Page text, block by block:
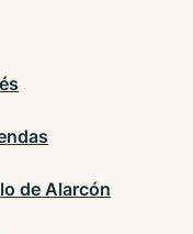
de Alarcón